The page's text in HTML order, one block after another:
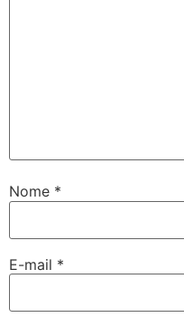
Nome *
E-mail *